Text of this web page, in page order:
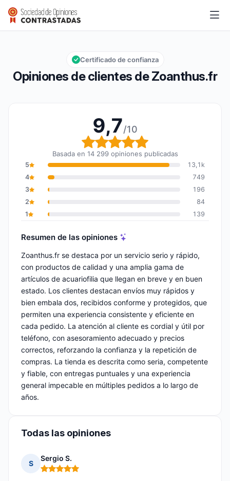
Zoanthus.fr
Calificación global: 9,7 de 10
9,7/10
Opiniones de clientes de Zoanthus.fr
Certificado de confianza
9,7/10
Calificación global: 9,7
Basada en 14 299 opiniones publicadas
5
13,1k
4
749
3
196
2
84
1
139
Resumen de las opiniones
Zoanthus.fr se destaca por un servicio serio y rápido,
con productos de calidad y una amplia gama de
artículos de acuariofilia que llegan en breve y en buen
estado. Los clientes destacan envíos muy rápidos y
bien embala dos, recibidos conforme y protegidos, que
permiten una experiencia consistente y eficiente en
cada pedido. La atención al cliente es cordial y útil por
teléfono, con asesoramiento adecuado y precios
correctos, reforzando la confianza y la repetición de
compras. La tienda es descrita como seria, competente
y fiable, con entregas puntuales y una experiencia
general impecable en múltiples pedidos a lo largo de
años.
Todas las opiniones
S
Sergio S.
Nota: 5 de 5